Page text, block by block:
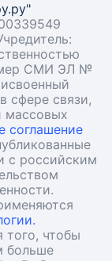
СМИ ЭЛ №
сфере связи,
массовых
соглашение
с российским
чтобы
больше